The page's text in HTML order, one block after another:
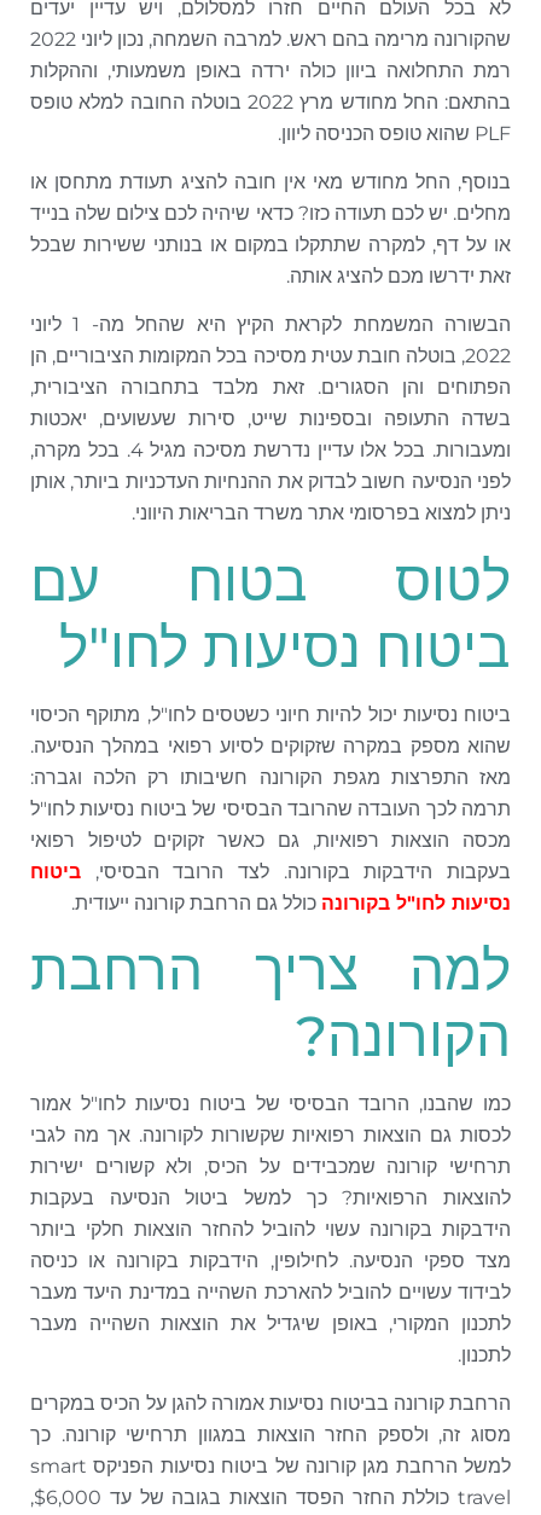
לא בכל העולם החיים חזרו למסלולם, ויש עדיין יעדים
שהקורונה מרימה בהם ראש. למרבה השמחה, נכון ליוני 2022
רמת התחלואה ביוון כולה ירדה באופן משמעותי, וההקלות
בהתאם: החל מחודש מרץ 2022 בוטלה החובה למלא טופס
PLF שהוא טופס הכניסה ליוון.
בנוסף, החל מחודש מאי אין חובה להציג תעודת מתחסן או
מחלים. יש לכם תעודה כזו? כדאי שיהיה לכם צילום שלה בנייד
או על דף, למקרה שתתקלו במקום או בנותני ששירות שבכל
זאת ידרשו מכם להציג אותה.
הבשורה המשמחת לקראת הקיץ היא שהחל מה- 1 ליוני
2022, בוטלה חובת עטית מסיכה בכל המקומות הציבוריים, הן
הפתוחים והן הסגורים. זאת מלבד בתחבורה הציבורית,
בשדה התעופה ובספינות שייט, סירות שעשועים, יאכטות
ומעבורות. בכל אלו עדיין נדרשת מסיכה מגיל 4. בכל מקרה,
לפני הנסיעה חשוב לבדוק את ההנחיות העדכניות ביותר, אותן
ניתן למצוא בפרסומי אתר משרד הבריאות היווני.
לטוס בטוח עם
ביטוח נסיעות לחו"ל
ביטוח נסיעות יכול להיות חיוני כשטסים לחו"ל, מתוקף הכיסוי
שהוא מספק במקרה שזקוקים לסיוע רפואי במהלך הנסיעה.
מאז התפרצות מגפת הקורונה חשיבותו רק הלכה וגברה:
תרמה לכך העובדה שהרובד הבסיסי של ביטוח נסיעות לחו"ל
מכסה הוצאות רפואיות, גם כאשר זקוקים לטיפול רפואי
בעקבות הידבקות בקורונה. לצד הרובד הבסיסי,
ביטוח
נסיעות לחו"ל בקורונה כולל גם הרחבת קורונה ייעודית.
למה צריך הרחבת
הקורונה?
כמו שהבנו, הרובד הבסיסי של ביטוח נסיעות לחו"ל אמור
לכסות גם הוצאות רפואיות שקשורות לקורונה. אך מה לגבי
תרחישי קורונה שמכבידים על הכיס, ולא קשורים ישירות
להוצאות הרפואיות? כך למשל ביטול הנסיעה בעקבות
הידבקות בקורונה עשוי להוביל להחזר הוצאות חלקי ביותר
מצד ספקי הנסיעה. לחילופין, הידבקות בקורונה או כניסה
לבידוד עשויים להוביל להארכת השהייה במדינת היעד מעבר
לתכנון המקורי, באופן שיגדיל את הוצאות השהייה מעבר
לתכנון.
הרחבת קורונה בביטוח נסיעות אמורה להגן על הכיס במקרים
מסוג זה, ולספק החזר הוצאות במגוון תרחישי קורונה. כך
למשל הרחבת מגן קורונה של ביטוח נסיעות הפניקס smart
travel כוללת החזר הפסד הוצאות בגובה של עד $6,000,